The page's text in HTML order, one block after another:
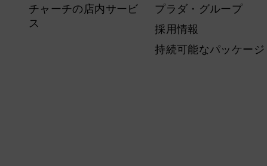
チャーチの店内サービ
ス
プラダ・グループ
採用情報
持続可能なパッケージ